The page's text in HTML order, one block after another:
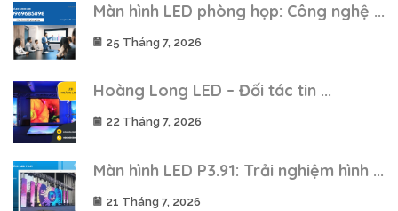
Màn hình LED phòng họp: Công nghệ ...
25 Tháng 7, 2026
Hoàng Long LED – Đối tác tin ...
22 Tháng 7, 2026
Màn hình LED P3.91: Trải nghiệm hình ...
21 Tháng 7, 2026